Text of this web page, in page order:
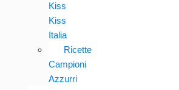
Kiss
Kiss
Italia
Ricette
Campioni
Azzurri